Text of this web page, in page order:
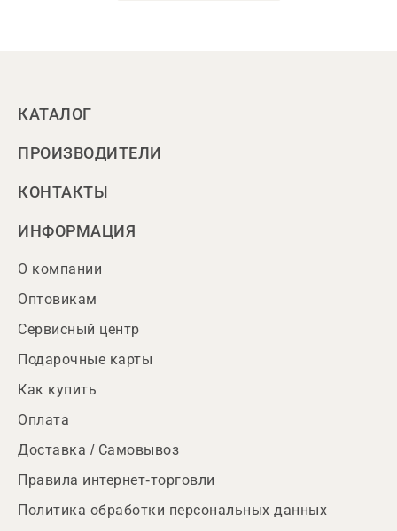
КАТАЛОГ
ПРОИЗВОДИТЕЛИ
КОНТАКТЫ
ИНФОРМАЦИЯ
О компании
Оптовикам
Сервисный центр
Подарочные карты
Как купить
Оплата
Доставка / Самовывоз
Правила интернет-торговли
Политика обработки персональных данных